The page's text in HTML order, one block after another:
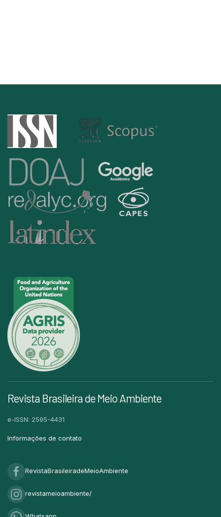
Revista Brasileira de Meio Ambiente
e-ISSN: 2595-4431
Informações de contato
RevistaBrasileiradeMeioAmbiente
revistameioambiente/